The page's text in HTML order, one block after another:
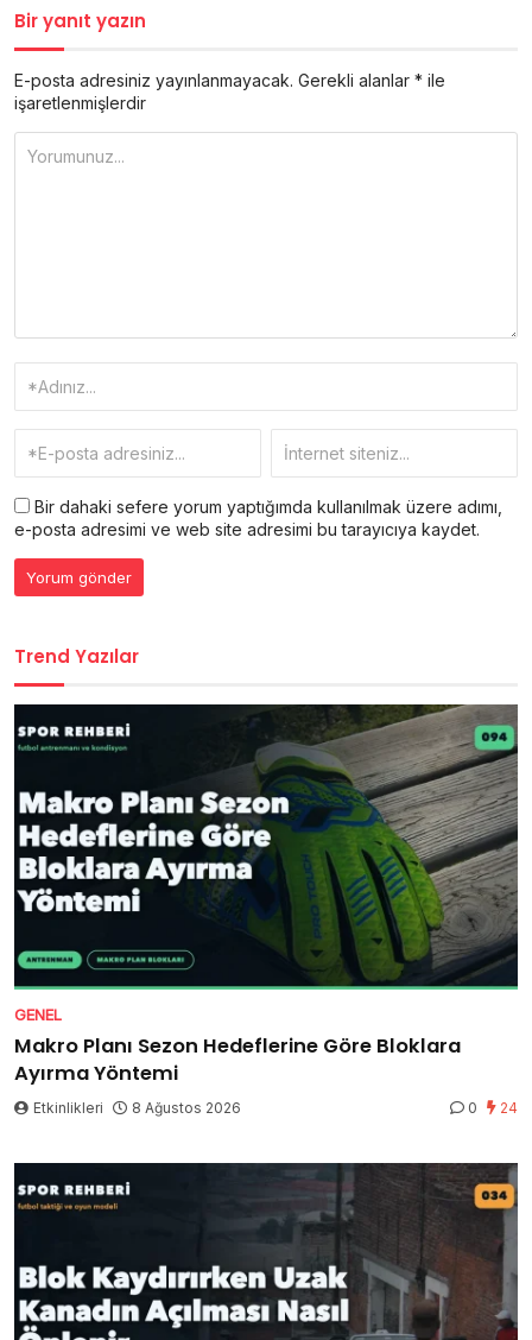
Bir yanıt yazın
E-posta adresiniz yayınlanmayacak. Gerekli alanlar * ile
işaretlenmişlerdir
Bir dahaki sefere yorum yaptığımda kullanılmak üzere adımı,
e-posta adresimi ve web site adresimi bu tarayıcıya kaydet.
Trend Yazılar
GENEL
Makro Planı Sezon Hedeflerine Göre Bloklara
Ayırma Yöntemi
Etkinlikleri 8 Ağustos 2026 0 24